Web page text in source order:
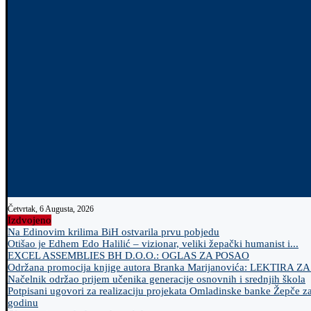
Četvrtak, 6 Augusta, 2026
Izdvojeno
Na Edinovim krilima BiH ostvarila prvu pobjedu
Otišao je Edhem Edo Halilić – vizionar, veliki žepački humanist i...
EXCEL ASSEMBLIES BH D.O.O.: OGLAS ZA POSAO
Održana promocija knjige autora Branka Marijanovića: LEKTIRA
Načelnik održao prijem učenika generacije osnovnih i srednjih škola
Potpisani ugovori za realizaciju projekata Omladinske banke Žepče
godinu